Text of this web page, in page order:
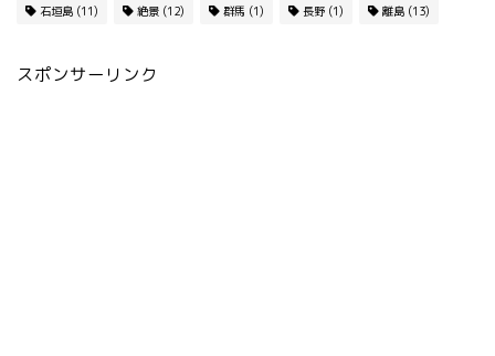
石垣島 (11) 絶景 (12) 群馬 (1) 長野 (1) 離島 (13)
スポンサーリンク